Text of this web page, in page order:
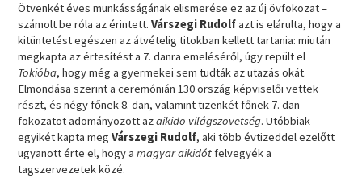
Ötvenkét éves munkásságának elismerése ez az új övfokozat –
számolt be róla az érintett.Várszegi Rudolfazt is elárulta, hogy a
kitüntetést egészen az átvételig titokban kellett tartania: miután
megkapta az értesítést a 7. danra emeléséről, úgy repült el
Tokióba, hogy még a gyermekei sem tudták az utazás okát.
Elmondása szerint a ceremónián 130 ország képviselői vettek
részt, és négy főnek 8. dan, valamint tizenkét főnek 7. dan
fokozatot adományozott azaikido világszövetség. Utóbbiak
egyikét kapta megVárszegi Rudolf, aki több évtizeddel ezelőtt
ugyanott érte el, hogy amagyar aikidótfelvegyék a
tagszervezetek közé.